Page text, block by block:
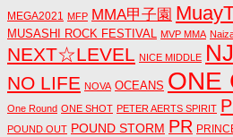
MEGA2021 MFP MMA甲子園
MUSASHI ROCK FESTIVAL MVP MMA
NEXT☆LEVEL NICE MIDDLE
NO LIFE NOVA OCEANS ONE
One Round ONE SHOT PETER AERTS SPIRIT
POUND OUT POUND STORM PR